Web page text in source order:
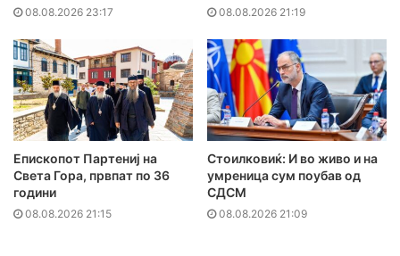
08.08.2026 23:17 08.08.2026 21:19
Епископот Партениј на
Света Гора, првпат по 36
години
08.08.2026 21:15
Стоилковиќ: И во живо и на
умреница сум поубав од
СДСМ
08.08.2026 21:09